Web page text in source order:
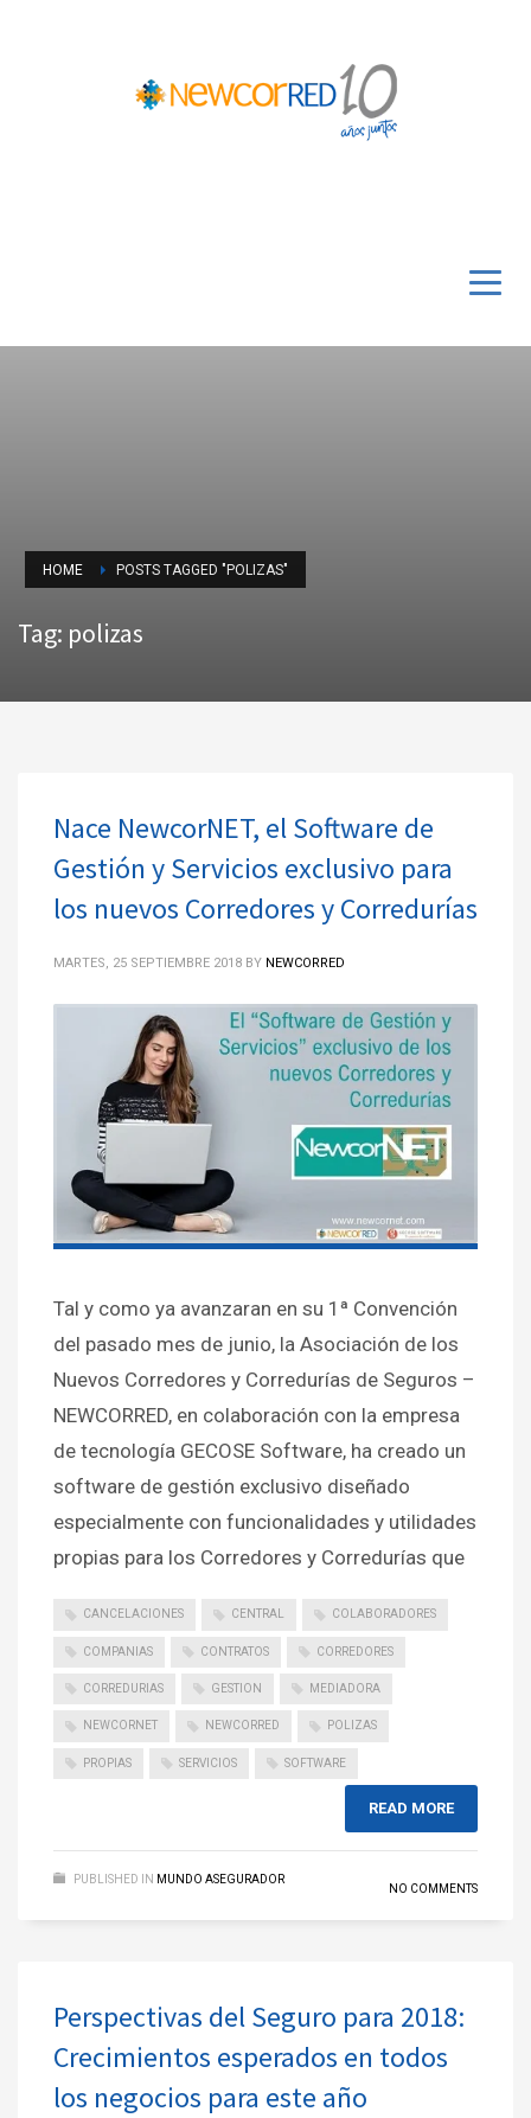
HOME POSTS TAGGED "POLIZAS"
Tag: polizas
Nace NewcorNET, el Software de
Gestión y Servicios exclusivo para
los nuevos Corredores y Corredurías
MARTES, 25 SEPTIEMBRE 2018 BY NEWCORRED
Tal y como ya avanzaran en su 1ª Convención
del pasado mes de junio, la Asociación de los
Nuevos Corredores y Corredurías de Seguros –
NEWCORRED, en colaboración con la empresa
de tecnología GECOSE Software, ha creado un
software de gestión exclusivo diseñado
especialmente con funcionalidades y utilidades
propias para los Corredores y Corredurías que
CANCELACIONES CENTRAL COLABORADORES
COMPANIAS CONTRATOS CORREDORES
CORREDURIAS GESTION MEDIADORA
NEWCORNET NEWCORRED POLIZAS
PROPIAS SERVICIOS SOFTWARE
READ MORE
PUBLISHED IN MUNDO ASEGURADOR
NO COMMENTS
Perspectivas del Seguro para 2018:
Crecimientos esperados en todos
los negocios para este año